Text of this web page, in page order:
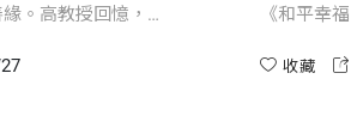
。高教授回憶，大
佛教」中，獲取了
《和平幸
高教授帶
收藏